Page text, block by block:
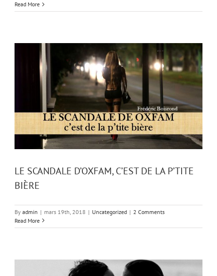
Read More
LE SCANDALE D’OXFAM, C’EST DE LA P’TITE
BIÈRE
By admin | mars 19th, 2018 | Uncategorized | 2 Comments
Read More